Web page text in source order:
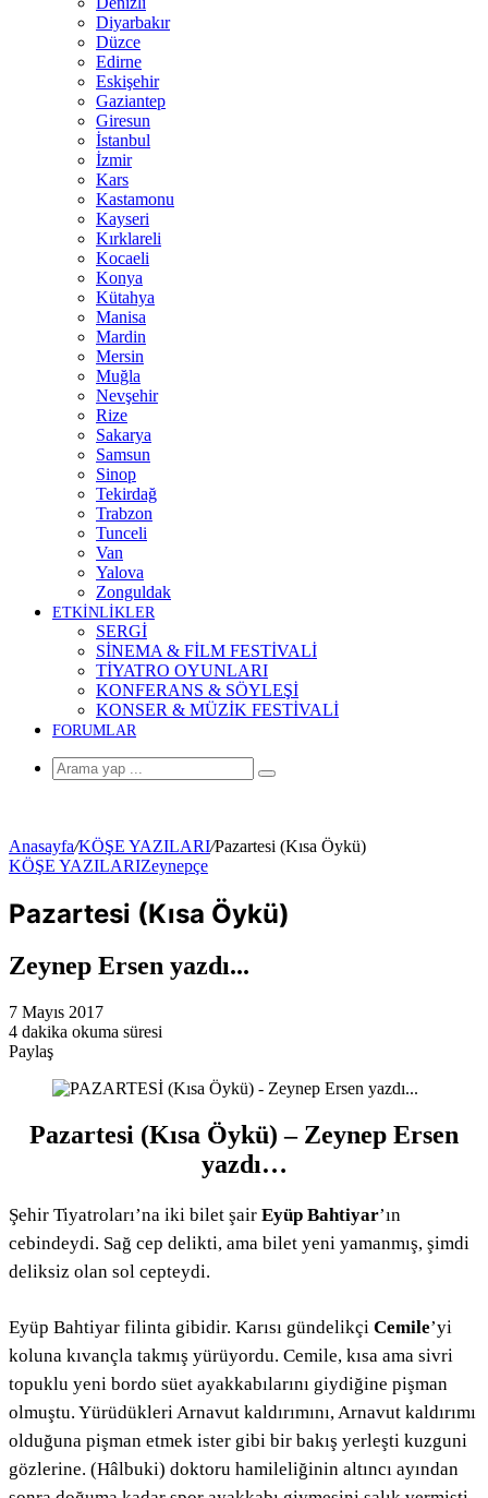
Diyarbakır
Düzce
Edirne
Eskişehir
Gaziantep
Giresun
İstanbul
İzmir
Kars
Kastamonu
Kayseri
Kırklareli
Kocaeli
Konya
Kütahya
Manisa
Mardin
Mersin
Muğla
Nevşehir
Rize
Sakarya
Samsun
Sinop
Tekirdağ
Trabzon
Tunceli
Van
Yalova
Zonguldak
ETKİNLİKLER
SERGİ
SİNEMA & FİLM FESTİVALİ
TİYATRO OYUNLARI
KONFERANS & SÖYLEŞİ
KONSER & MÜZİK FESTİVALİ
FORUMLAR
Arama
Anasayfa/KÖŞE YAZILARI/Pazartesi (Kısa Öykü)
KÖŞE YAZILARIZeynepçe
Pazartesi (Kısa Öykü)
Zeynep Ersen yazdı...
7 Mayıs 2017
4 dakika okuma süresi
Paylaş
paylaş
Pazartesi (Kısa Öykü) – Zeynep Ersen
yazdı…
Şehir Tiyatroları’na iki bilet şair Eyüp Bahtiyar’ın
cebindeydi. Sağ cep delikti, ama bilet yeni yamanmış, şimdi
deliksiz olan sol cepteydi.
Eyüp Bahtiyar filinta gibidir. Karısı gündelikçi Cemile’yi
koluna kıvançla takmış yürüyordu. Cemile, kısa ama sivri
topuklu yeni bordo süet ayakkabılarını giydiğine pişman
olmuştu. Yürüdükleri Arnavut kaldırımını, Arnavut kaldırımı
olduğuna pişman etmek ister gibi bir bakış yerleşti kuzguni
gözlerine. (Hâlbuki) doktoru hamileliğinin altıncı ayından